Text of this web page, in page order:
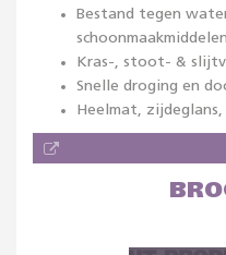
Bestand tegen
schoonmaakmiddelen
Kras-, stoot- &
Snelle droging en
Heelmat,